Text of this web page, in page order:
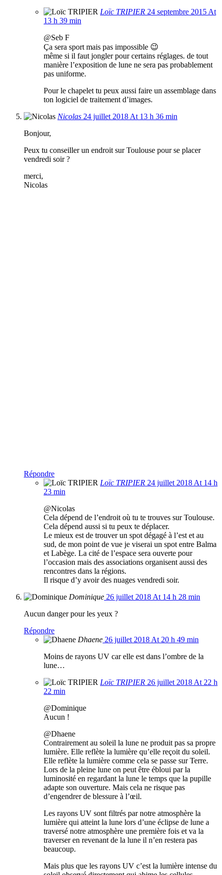
Loïc TRIPIER 24 septembre 2015 At
13 h 39 min
@Seb F
Ça sera sport mais pas impossible 😉
même si il faut jongler pour certains réglages. de tout
manière l’exposition de lune ne sera pas probablement
pas uniforme.
Pour le chapelet tu peux aussi faire un assemblage dans
ton logiciel de traitement d’images.
Nicolas 24 juillet 2018 At 13 h 36 min
Bonjour,
Peux tu conseiller un endroit sur Toulouse pour se placer
vendredi soir ?
merci,
Nicolas
Répondre
Loïc TRIPIER 24 juillet 2018 At 14 h
23 min
@Nicolas
Cela dépend de l’endroit où tu te trouves sur Toulouse.
Cela dépend aussi si tu peux te déplacer.
Le mieux est de trouver un spot dégagé à l’est et au
sud, de mon point de vue je viserai un spot entre Balma
et Labège. La cité de l’espace sera ouverte pour
l’occasion mais des associations organisent aussi des
rencontres dans la régions.
Il risque d’y avoir des nuages vendredi soir.
Dominique 26 juillet 2018 At 14 h 28 min
Aucun danger pour les yeux ?
Répondre
Dhaene 26 juillet 2018 At 20 h 49 min
Moins de rayons UV car elle est dans l’ombre de la
lune…
Loïc TRIPIER 26 juillet 2018 At 22 h
22 min
@Dominique
Aucun !
@Dhaene
Contrairement au soleil la lune ne produit pas sa propre
lumière. Elle reflète la lumière qu’elle reçoit du soleil.
Elle reflète la lumière comme cela se passe sur Terre.
Lors de la pleine lune on peut être ébloui par la
luminosité en regardant la lune le temps que la pupille
adapte son ouverture. Mais cela ne risque pas
d’engendrer de blessure à l’œil.
Les rayons UV sont filtrés par notre atmosphère la
lumière qui atteint la lune lors d’une éclipse de lune a
traversé notre atmosphère une première fois et va la
traverser en revenant de la lune il n’en restera pas
beaucoup.
Mais plus que les rayons UV c’est la lumière intense du